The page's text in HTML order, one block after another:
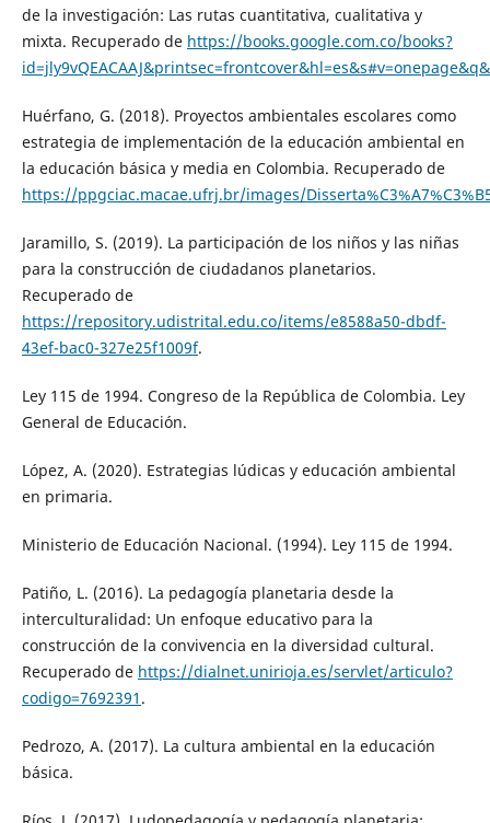
de la investigación: Las rutas cuantitativa, cualitativa y
mixta. Recuperado de https://books.google.com.co/books?
Huérfano, G. (2018). Proyectos ambientales escolares como
estrategia de implementación de la educación ambiental en
la educación básica y media en Colombia. Recuperado de
https://ppgciac.macae.ufrj.br/images/
Jaramillo, S. (2019). La participación de los niños y las niñas
para la construcción de ciudadanos planetarios.
Recuperado de
https://repository.udistrital.edu.co/items/e8588a50-dbdf-
43ef-bac0-327e25f1009f.
Ley 115 de 1994. Congreso de la República de Colombia. Ley
General de Educación.
López, A. (2020). Estrategias lúdicas y educación ambiental
en primaria.
Ministerio de Educación Nacional. (1994). Ley 115 de 1994.
Patiño, L. (2016). La pedagogía planetaria desde la
interculturalidad: Un enfoque educativo para la
construcción de la convivencia en la diversidad cultural.
Recuperado de https://dialnet.unirioja.es/servlet/articulo?
codigo=7692391 .
Pedrozo, A. (2017). La cultura ambiental en la educación
básica.